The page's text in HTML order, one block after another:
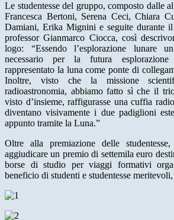
Le studentesse del gruppo, composto dalle
Francesca Bertoni, Serena Ceci, Chiara
Damiani, Erika Mignini e seguite durante
professor Gianmarco Ciocca, così
logo: “Essendo l’esplorazione lunare
necessario per la futura
rappresentato la luna come ponte di
Inoltre, visto che la missione
radioastronomia, abbiamo fatto sì che il
visto d’insieme, raffigurasse una cuffia
diventano visivamente i due padiglioni
appunto tramite la Luna.”
Oltre alla premiazione delle
aggiudicare un premio di settemila euro
borse di studio per viaggi formativi
beneficio di studenti e studentesse